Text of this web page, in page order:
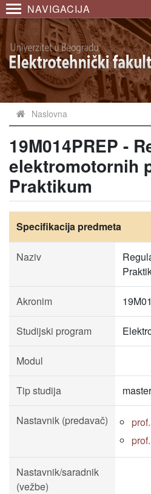
NAVIGACIJA
Naslovna
19M014PREP -
elektromotornih
Praktikum
Specifikacija predmeta
Naziv
Akronim
Studijski program
Modul
Tip studija
Nastavnik (predavač)
Nastavnik/saradnik
(vežbe)